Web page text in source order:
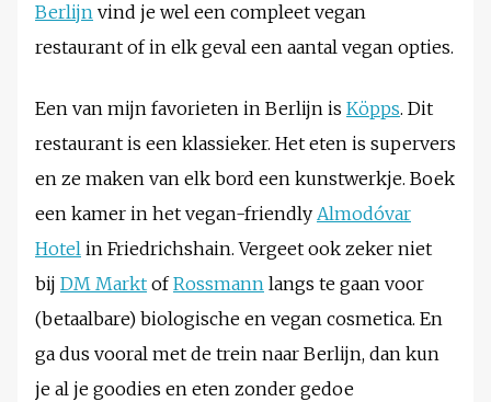
Berlijn vind je wel een compleet vegan
restaurant of in elk geval een aantal vegan opties.
Een van mijn favorieten in Berlijn is Köpps. Dit
restaurant is een klassieker. Het eten is supervers
en ze maken van elk bord een kunstwerkje. Boek
een kamer in het vegan-friendly Almodóvar
Hotel in Friedrichshain. Vergeet ook zeker niet
bij DM Markt ofRossmann langs te gaan voor
(betaalbare) biologische en vegan cosmetica. En
ga dus vooral met de trein naar Berlijn, dan kun
je al je goodies en eten zonder gedoe